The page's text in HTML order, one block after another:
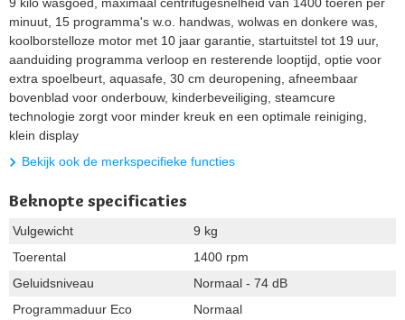
minuut, 15 programma's w.o. handwas, wolwas en donkere was,
koolborstelloze motor met 10 jaar garantie, startuitstel tot 19 uur,
aanduiding programma verloop en resterende looptijd, optie voor
extra spoelbeurt, aquasafe, 30 cm deuropening, afneembaar
bovenblad voor onderbouw, kinderbeveiliging, steamcure
technologie zorgt voor minder kreuk en een optimale reiniging,
klein display
Bekijk ook de merkspecifieke functies
Beknopte specificaties
Vulgewicht
9 kg
Toerental
1400 rpm
Geluidsniveau
Normaal - 74 dB
Programmaduur Eco
Normaal